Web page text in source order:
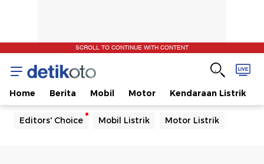
SCROLL TO CONTINUE WITH CONTENT
Home Berita Mobil Motor Kendaraan Listrik
Editors' Choice Mobil Listrik Motor Listrik